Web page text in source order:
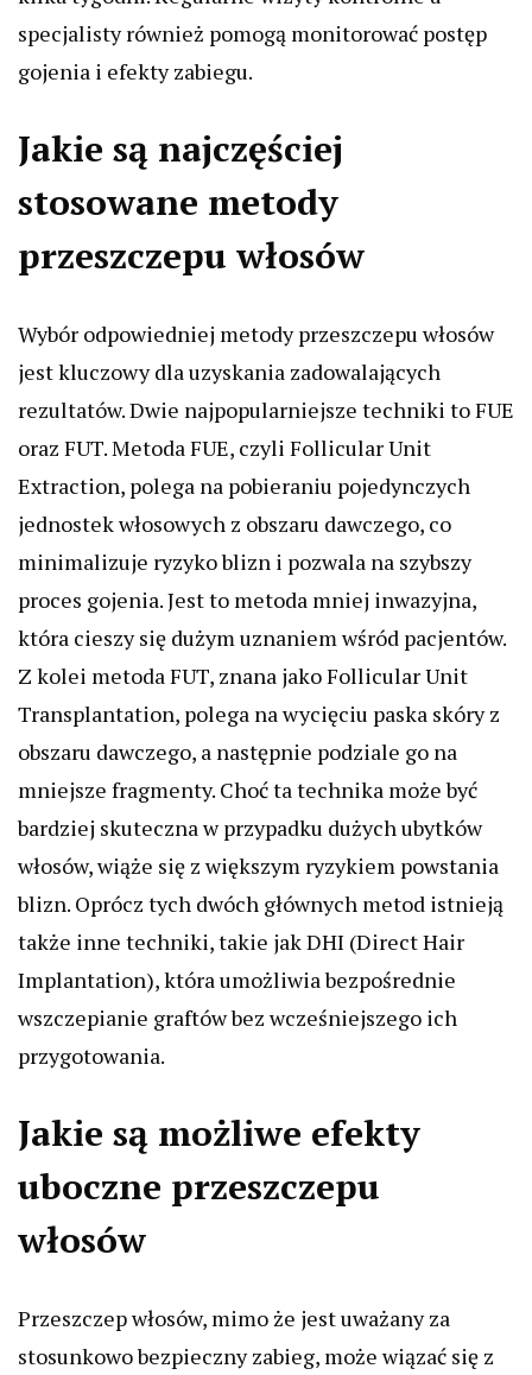
specjalisty również pomogą monitorować postęp
gojenia i efekty zabiegu.
Jakie są najczęściej
stosowane metody
przeszczepu włosów
Wybór odpowiedniej metody przeszczepu włosów
jest kluczowy dla uzyskania zadowalających
rezultatów. Dwie najpopularniejsze techniki to FUE
oraz FUT. Metoda FUE, czyli Follicular Unit
Extraction, polega na pobieraniu pojedynczych
jednostek włosowych z obszaru dawczego, co
minimalizuje ryzyko blizn i pozwala na szybszy
proces gojenia. Jest to metoda mniej inwazyjna,
która cieszy się dużym uznaniem wśród pacjentów.
Z kolei metoda FUT, znana jako Follicular Unit
Transplantation, polega na wycięciu paska skóry z
obszaru dawczego, a następnie podziale go na
mniejsze fragmenty. Choć ta technika może być
bardziej skuteczna w przypadku dużych ubytków
włosów, wiąże się z większym ryzykiem powstania
blizn. Oprócz tych dwóch głównych metod istnieją
także inne techniki, takie jak DHI (Direct Hair
Implantation), która umożliwia bezpośrednie
wszczepianie graftów bez wcześniejszego ich
przygotowania.
Jakie są możliwe efekty
uboczne przeszczepu
włosów
Przeszczep włosów, mimo że jest uważany za
stosunkowo bezpieczny zabieg, może wiązać się z